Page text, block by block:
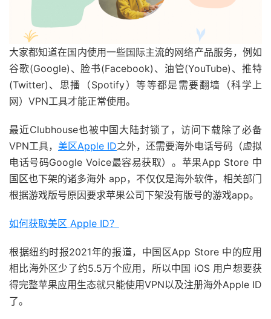
大家都知道在国内使用一些国际主流的网络产品服务，例如
谷歌(Google)、脸书(Facebook)、油管(YouTube)、推特
(Twitter)、思播（Spotify）等等都是需要翻墙（科学上
网）VPN工具才能正常使用。
最近Clubhouse也被中国大陆封锁了，访问下载除了必备
VPN工具， 美区Apple ID之外，还需要海外电话号码（虚拟
电话号码Google Voice最容易获取）。苹果App Store 中
国区也下架的诸多海外 app，不仅仅是海外软件，相关部门
根据游戏版号原因要求苹果公司下架没有版号的游戏app。
如何获取美区 Apple ID？
根据纽约时报2021年的报道，中国区App Store 中的应用
相比海外区少了约5.5万个应用，所以中国 iOS 用户想要获
得完整苹果应用生态就只能使用VPN以及注册海外Apple ID
了。